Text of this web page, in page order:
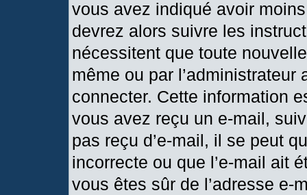
vous avez indiqué avoir
devrez alors suivre les
nécessitent que toute
même ou par
connecter. Cette information
vous avez reçu un e-mail,
pas reçu d’e-mail, il se peut
incorrecte ou que l’e-mail ait
vous êtes sûr de l’adresse e-